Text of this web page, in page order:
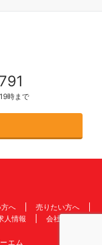
時まで
へ
売りたい方へ
人情報 会社情報
エム